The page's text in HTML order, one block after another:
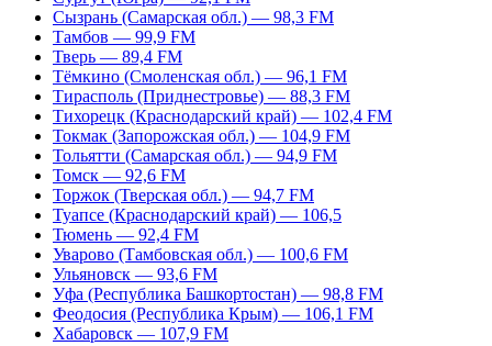
Сызрань (Самарская обл.) — 98,3 FM
Тамбов — 99,9 FM
Тверь — 89,4 FM
Тёмкино (Смоленская обл.) — 96,1 FM
Тирасполь (Приднестровье) — 88,3 FM
Тихорецк (Краснодарский край) — 102,4 FM
Токмак (Запорожская обл.) — 104,9 FM
Тольятти (Самарская обл.) — 94,9 FM
Томск — 92,6 FM
Торжок (Тверская обл.) — 94,7 FM
Туапсе (Краснодарский край) — 106,5
Тюмень — 92,4 FM
Уварово (Тамбовская обл.) — 100,6 FM
Ульяновск — 93,6 FM
Уфа (Республика Башкортостан) — 98,8 FM
Феодосия (Республика Крым) — 106,1 FM
Хабаровск — 107,9 FM